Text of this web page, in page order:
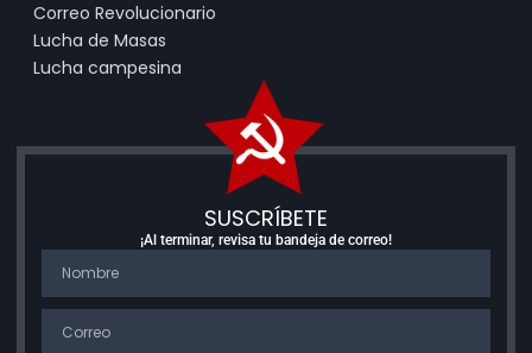
Correo Revolucionario
Lucha de Masas
Lucha campesina
SUSCRÍBETE
¡Al terminar, revisa tu bandeja de correo!